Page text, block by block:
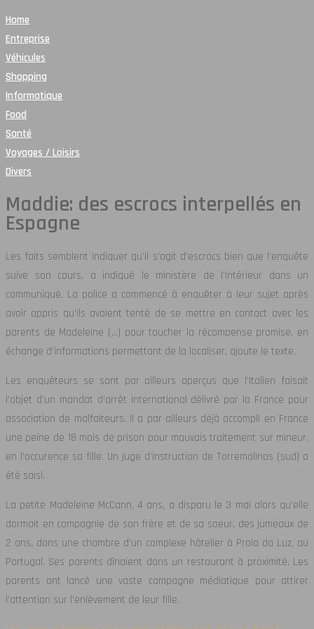
Home
Entreprise
Véhicules
Shopping
Informatique
Food
Santé
Voyages / Loisirs
Divers
Maddie: des escrocs interpellés en
Espagne
Les faits semblent indiquer qu’il s’agit d’escrocs bien que l’enquête
suive son cours, a indiqué le ministère de l’Intérieur dans un
communiqué. La police a commencé à enquêter à leur sujet après
avoir appris qu’ils avaient tenté de se mettre en contact avec les
parents de Madeleine (…) pour toucher la récompense promise, en
échange d’informations permettant de la localiser, ajoute le texte.
Les enquêteurs se sont par ailleurs aperçus que l’Italien faisait
l’objet d’un mandat d’arrêt international délivré par la France pour
association de malfaiteurs. Il a par ailleurs déjà accompli en France
une peine de 18 mois de prison pour mauvais traitement sur mineur,
en l’occurence sa fille. Un juge d’instruction de Torremolinos (sud) a
été saisi.
La petite Madeleine McCann, 4 ans, a disparu le 3 mai alors qu’elle
dormait en compagnie de son frère et de sa soeur, des jumeaux de
2 ans, dans une chambre d’un complexe hôtelier à Praia da Luz, au
Portugal. Ses parents dînaient dans un restaurant à proximité. Les
parents ont lancé une vaste campagne médiatique pour attirer
l’attention sur l’enlèvement de leur fille.